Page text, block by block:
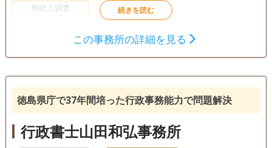
相続人調査
事務所面談可
この事務所の詳細を見る
徳島県庁で37年間培った行政事務能力で問題解決
行政書士山田和弘事務所